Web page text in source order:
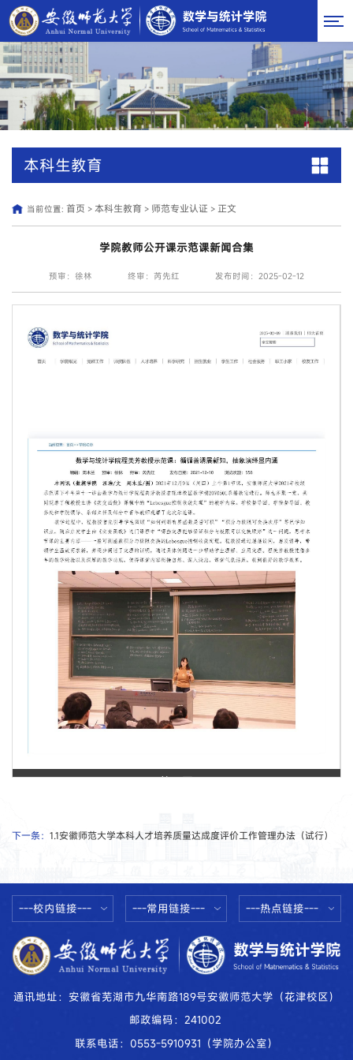
本科生教育
当前位置: 首页 > 本科生教育 > 师范专业认证 > 正文
学院教师公开课示范课新闻合集
预审：徐林 终审：芮先红 发布时间：2025-02-12
第 1 页
下一条： 1.1安徽师范大学本科人才培养质量达成度评价工作管理办法（试行）
---校内链接--- ---常用链接--- ---热点链接---
通讯地址：安徽省芜湖市九华南路189号安徽师范大学（花津校区）
邮政编码：241002
联系电话：0553-5910931（学院办公室）